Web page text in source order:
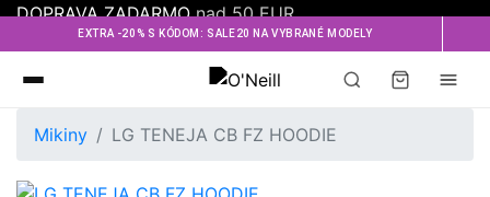
DOPRAVA ZADARMOnad 50 EUR
EXTRA -20% S KÓDOM: SALE20 NA VYBRANÉ MODELY
Oneill
Mikiny LG TENEJA CB FZ HOODIE